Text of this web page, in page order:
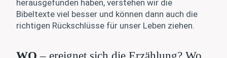
herausgefunden haben, verstehen wir die
Bibeltexte viel besser und können dann auch die
richtigen Rückschlüsse für unser Leben ziehen.